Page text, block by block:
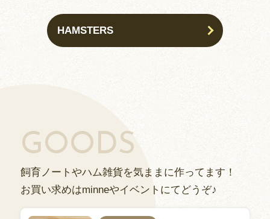
HAMSTERS
GOODS
飼育ノートやハム雑貨を気ままに作ってます！
お買い求めはminneやイベントにてどうぞ♪